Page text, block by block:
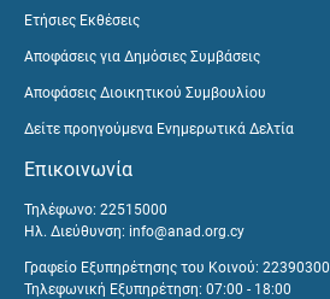
Ετήσιες Εκθέσεις
Αποφάσεις για Δημόσιες Συμβάσεις
Αποφάσεις Διοικητικού Συμβουλίου
Δείτε προηγούμενα Ενημερωτικά Δελτία
Επικοινωνία
Τηλέφωνο: 22515000
Ηλ. Διεύθυνση: info@anad.org.cy
Γραφείο Εξυπηρέτησης του Κοινού: 22390300
Τηλεφωνική Εξυπηρέτηση: 07:00 - 18:00